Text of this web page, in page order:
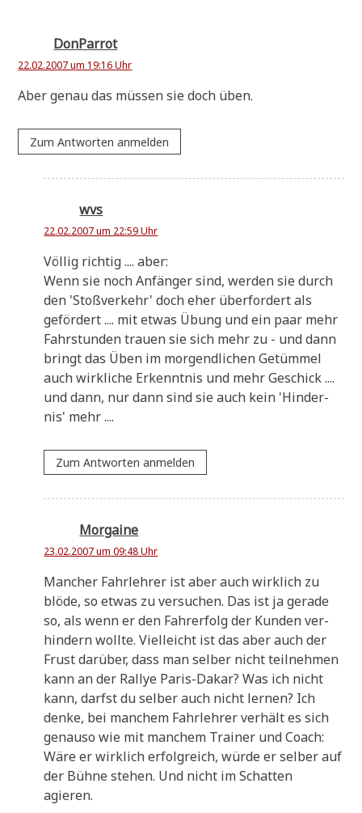
DonParrot
22.02.2007 um 19:16 Uhr
Aber genau das müs­sen sie doch üben.
Zum Antworten anmelden
wvs
22.02.2007 um 22:59 Uhr
Völ­lig rich­tig .... aber:
Wenn sie noch Anfän­ger sind, wer­den sie durch
den 'Stoß­ver­kehr' doch eher über­for­dert als
geför­dert .... mit etwas Übung und ein paar mehr
Fahr­stun­den trau­en sie sich mehr zu - und dann
bringt das Üben im mor­gend­li­chen Getüm­mel
auch wirk­li­che Erkennt­nis und mehr Geschick ....
und dann, nur dann sind sie auch kein 'Hin­der­
nis' mehr ....
Zum Antworten anmelden
Morgaine
23.02.2007 um 09:48 Uhr
Man­cher Fahr­leh­rer ist aber auch wirk­lich zu
blö­de, so etwas zu ver­su­chen. Das ist ja gera­de
so, als wenn er den Fahr­erfolg der Kun­den ver­
hin­dern woll­te. Viel­leicht ist das aber auch der
Frust dar­über, dass man sel­ber nicht teil­neh­men
kann an der Ral­lye Paris-Dakar? Was ich nicht
kann, darfst du sel­ber auch nicht ler­nen? Ich
den­ke, bei man­chem Fahr­leh­rer ver­hält es sich
genau­so wie mit man­chem Trai­ner und Coach:
Wäre er wirk­lich erfolg­reich, wür­de er sel­ber auf
der Büh­ne ste­hen. Und nicht im Schat­ten
agieren.